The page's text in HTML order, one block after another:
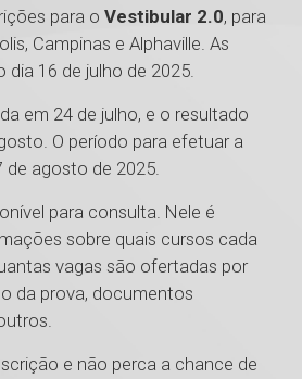
para o Vestibular 2.0, para
Campinas e Alphaville. As
dia 16 de julho de 2025.
em 24 de julho, e o resultado
O período para efetuar a
de agosto de 2025.
para consulta. Nele é
sobre quais cursos cada
vagas são ofertadas por
da prova, documentos
outros.
e não perca a chance de